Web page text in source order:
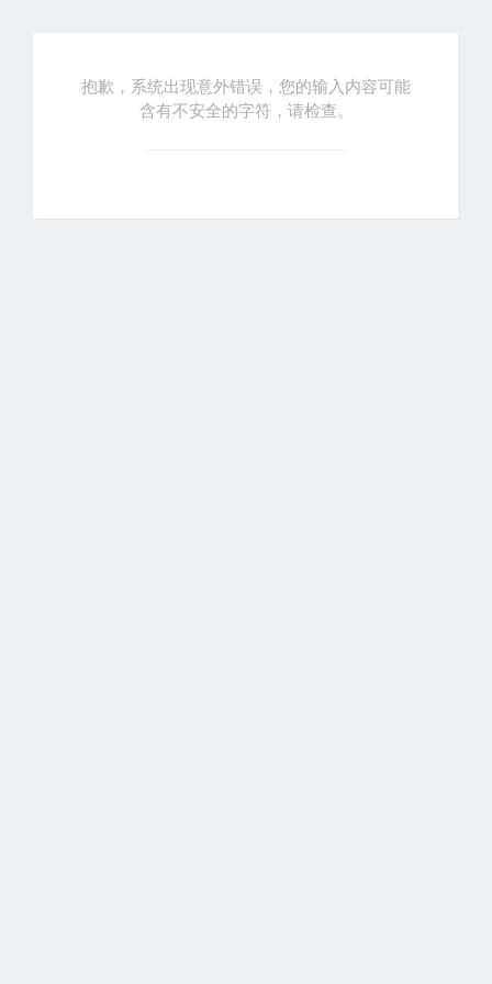
抱歉，系统出现意外错误，您的输入内容可能
含有不安全的字符，请检查。